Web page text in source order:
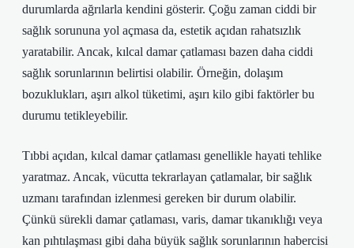
durumlarda ağrılarla kendini gösterir. Çoğu zaman ciddi bir
sağlık sorununa yol açmasa da, estetik açıdan rahatsızlık
yaratabilir. Ancak, kılcal damar çatlaması bazen daha ciddi
sağlık sorunlarının belirtisi olabilir. Örneğin, dolaşım
bozuklukları, aşırı alkol tüketimi, aşırı kilo gibi faktörler bu
durumu tetikleyebilir.
Tıbbi açıdan, kılcal damar çatlaması genellikle hayati tehlike
yaratmaz. Ancak, vücutta tekrarlayan çatlamalar, bir sağlık
uzmanı tarafından izlenmesi gereken bir durum olabilir.
Çünkü sürekli damar çatlaması, varis, damar tıkanıklığı veya
kan pıhtılaşması gibi daha büyük sağlık sorunlarının habercisi